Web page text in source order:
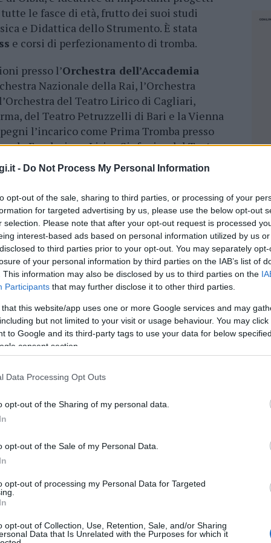
- Do Not Process My Personal Information
opt-out of the sale, sharing to third parties, or processing of your
for targeted advertising by us, please use the below opt-out
selection. Please note that after your opt-out request is processed
interest-based ads based on personal information utilized by us
to third parties prior to your opt-out. You may separately
of your personal information by third parties on the IAB’s list of
This information may also be disclosed by us to third parties on the
Participants that may further disclose it to other third parties.
that this website/app uses one or more Google services and may
but not limited to your visit or usage behaviour. You may
to Google and its third-party tags to use your data for below
consent section.
Data Processing Opt Outs
opt-out of the Sharing of my personal data.
opt-out of the Sale of my Personal Data.
opt-out of processing my Personal Data for Targeted
opt-out of Collection, Use, Retention, Sale, and/or Sharing
Data that Is Unrelated with the Purposes for which it
le fasce di età, frutto dei suoi studi
e Didattica dello Strumento. È stata
e corsi di perfezionamento di tromba.
presso l’Orchestra dell’Accademia
Nazionale della Rai, l’Orchestra
del Teatro Lirico di Cagliari,
del Teatro Petruzzelli di Bari e la Vienna
l’incarico come Prima Tromba presso
e la Fondazione Lirico Sinfonica del Teatro
ha lavorato riportiamo nomi celebri come
Spotti, Fabio Luisi e tantissimi altri.
Europa in qualità di solista ed esecutore
pregio sono le sue numerose incisioni come
panorama internazionale.
in Tromba e Didattica della Musicaha
secondo livello per la Formazione dei
Camera. È laureata in Scienze Politiche e ha
e il Master in politiche
ruolo:
Macomer, per la quale ha svolto un lavoro
anche nella gestione della Direzione
di Sassari e di due
alla
sovracomunale con capofila
lontano da conservatori ha un’importanza
per i più giovani, ai quali è data la
che altrimenti resterebbero